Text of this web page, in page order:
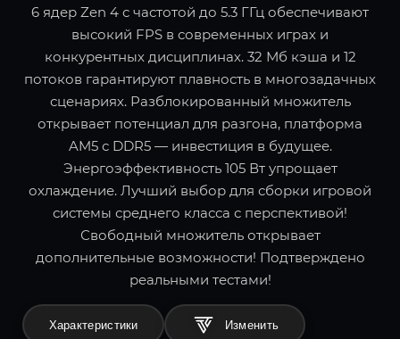
6 ядер Zen 4 с частотой до 5.3 ГГц обеспечивают
высокий FPS в современных играх и
конкурентных дисциплинах. 32 Мб кэша и 12
потоков гарантируют плавность в многозадачных
сценариях. Разблокированный множитель
открывает потенциал для разгона, платформа
AM5 с DDR5 — инвестиция в будущее.
Энергоэффективность 105 Вт упрощает
охлаждение. Лучший выбор для сборки игровой
системы среднего класса с перспективой!
Свободный множитель открывает
дополнительные возможности! Подтверждено
реальными тестами!
Характеристики